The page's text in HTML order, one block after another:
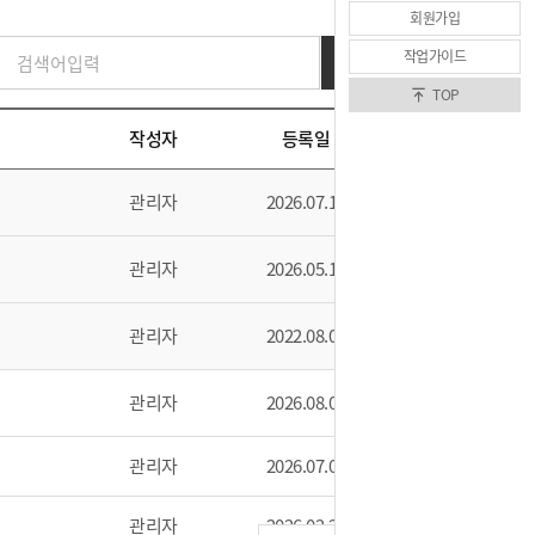
회원가입
작업가이드
TOP
검색
작성자 등록일
관리자 2026.07.16
관리자 2026.05.15
관리자 2022.08.02
관리자 2026.08.06
관리자 2026.07.08
관리자 2026.02.20